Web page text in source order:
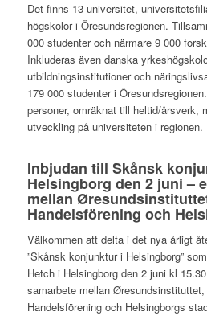
Det finns 13 universitet,
högskolor i Öresundsregionen.
000 studenter och närmare 9 000
Inkluderas även danska
utbildningsinstitutioner och
179 000 studenter i
personer, omräknat till heltid/årsverk,
utveckling på universiteten i regionen.
Inbjudan till Skånsk
Helsingborg den 2 juni –
mellan
Handelsförening och
Välkommen att delta i det nya årligt
”Skånsk konjunktur i Helsingborg”
Hetch i Helsingborg den 2 juni kl
samarbete mellan Øresundsinstituttet,
Handelsförening och Helsingborgs